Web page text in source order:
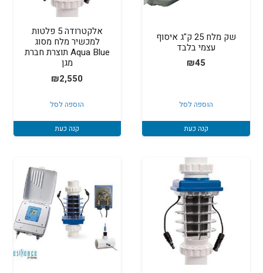
שק מלח 25 ק"ג איסוף
עצמי בלבד
₪45
הוספה לסל
קנה כעת
אלקטרודה 5 פלטות
למכשיר מלח מסוג
Aqua Blue תוצרת חברת
מגן
₪2,550
הוספה לסל
קנה כעת